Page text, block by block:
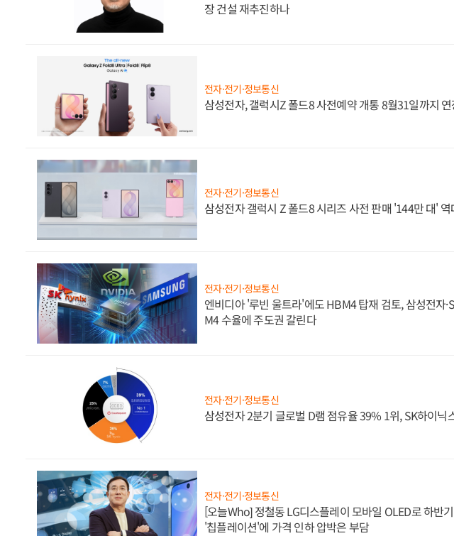
장 건설 재추진하나
전자·전기·정보통신
삼성전자, 갤럭시Z 폴드8 사전예약 개통 8월31일까지
전자·전기·정보통신
삼성전자 갤럭시 Z 폴드8 시리즈 사전 판매 '144만 대' 역
전자·전기·정보통신
엔비디아 '루빈 울트라'에도 HBM4 탑재 검토, 삼성전자
M4 수율에 주도권 갈린다
전자·전기·정보통신
삼성전자 2분기 글로벌 D램 점유율 39% 1위, SK하이닉
전자·전기·정보통신
[오늘Who] 정철동 LG디스플레이 모바일 OLED로 하반
'칩플레이션'에 가격 인하 압박은 부담